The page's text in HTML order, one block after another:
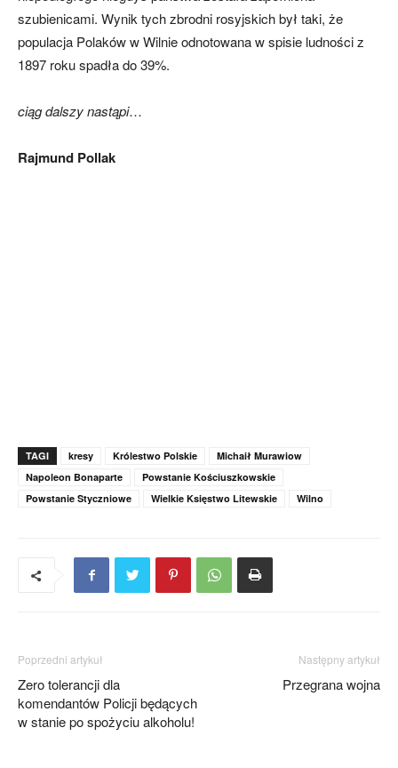
szubienicami. Wynik tych zbrodni rosyjskich był taki, że
populacja Polaków w Wilnie odnotowana w spisie ludności z
1897 roku spadła do 39%.
ciąg dalszy nastąpi…
Rajmund Pollak
TAGI kresy Królestwo Polskie
Michaił Murawiow
Napoleon Bonaparte
Powstanie Kościuszkowskie
Powstanie Styczniowe
Wielkie Księstwo Litewskie Wilno
Poprzedni artykuł
Zero tolerancji dla
komendantów Policji będących
w stanie po spożyciu alkoholu!
Następny artykuł
Przegrana wojna